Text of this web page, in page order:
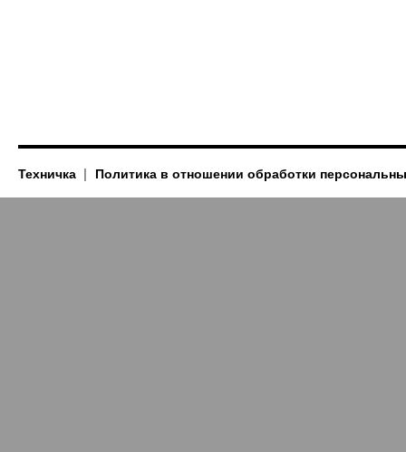
Техничка Политика в отношении обработки